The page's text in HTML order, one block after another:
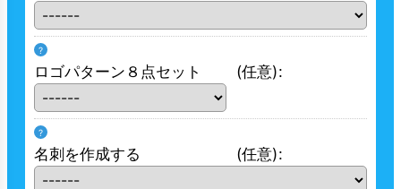
?
ロゴパターン８点セット (任意):
?
名刺を作成する (任意):